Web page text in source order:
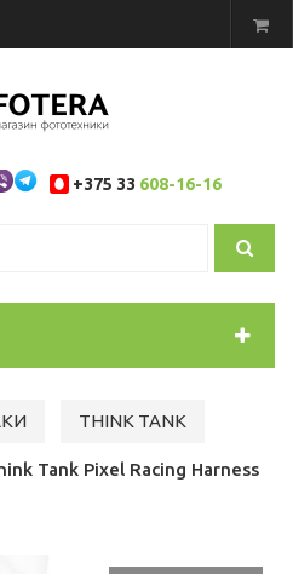
+375 33 608-16-16
THINK TANK
Tank Pixel Racing Harness